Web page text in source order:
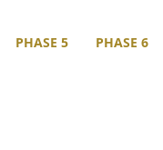
PHASE 5 PHASE 6